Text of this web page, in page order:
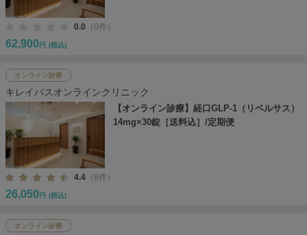
0.0 （0件）
62,900 円 (税込)
オンライン診療
キレイパスオンラインクリニック
【オンライン診療】経口GLP-1（リベルサス）
14mg×30錠［送料込］/定期便
4.4 （8件）
26,050 円 (税込)
オンライン診療